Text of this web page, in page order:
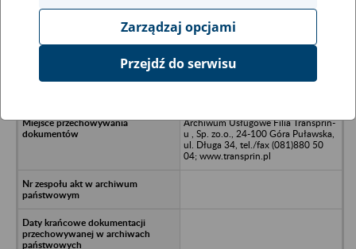
Ukryj wszystkie pozycje bazy
FHU "Ananke" Anna Siodłak, 72-005
Archiwum Usługowe Filia Transprin-
u , Sp. zo.o., 24-100 Góra Puławska,
ul. Długa 34, tel./fax (081)880 50
04; www.transprin.pl
Zarządzaj opcjami
Przejdź do serwisu